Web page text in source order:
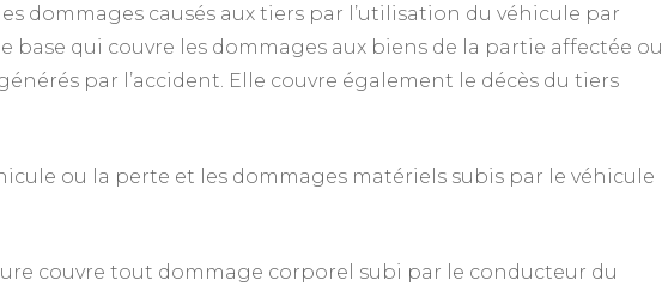
dommages causés aux tiers par l’utilisation du véhicule par
base qui couvre les dommages aux biens de la partie affectée ou
par l’accident. Elle couvre également le décès du tiers
ou la perte et les dommages matériels subis par le véhicule
couvre tout dommage corporel subi par le conducteur du